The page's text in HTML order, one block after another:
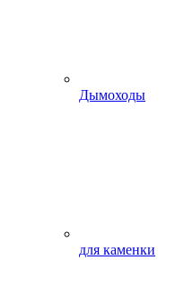
Дымоходы
для каменки